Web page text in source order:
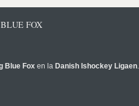
FOX
Blue Fox en la Danish Ishockey Ligaen